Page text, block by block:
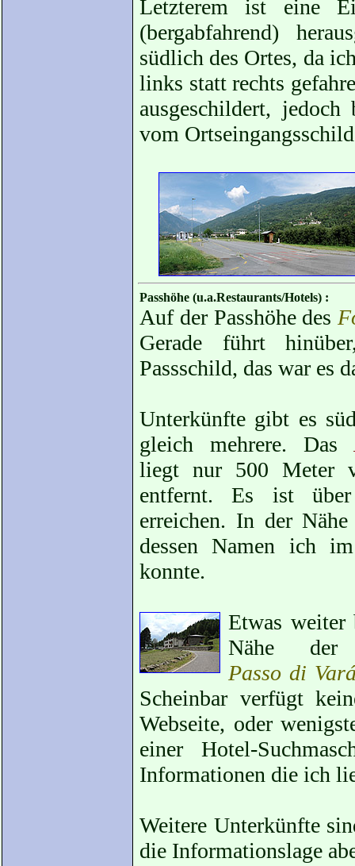
Letzterem ist eine
(bergabfahrend)
südlich des Ortes, da
links statt rechts
ausgeschildert,
vom
Passhöhe (u.a.Restaurants/Hotels) :
Auf der Passhöhe des
Gerade führt
Passschild, das war es
Unterkünfte gibt es
gleich mehrere. Das
liegt nur 500 Meter
entfernt. Es ist über
erreichen. In der
dessen Namen ich
konnte.
Etwas weiter
Nähe
Passo di
Scheinbar verfügt
Webseite, oder
einer Hotel-
Informationen die ich
Weitere Unterkünfte
die Informationslage